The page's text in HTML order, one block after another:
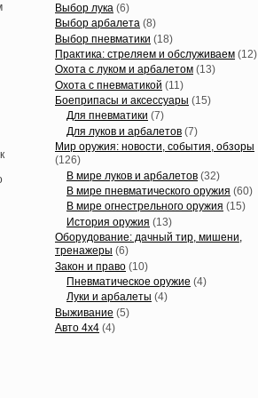
Выбор лука (6)
Выбор арбалета (8)
Выбор пневматики (18)
Практика: стреляем и обслуживаем (12)
Охота с луком и арбалетом (13)
Охота с пневматикой (11)
Боеприпасы и аксессуары (15)
Для пневматики (7)
Для луков и арбалетов (7)
Мир оружия: новости, события, обзоры
(126)
В мире луков и арбалетов (32)
В мире пневматического оружия (60)
В мире огнестрельного оружия (15)
История оружия (13)
Оборудование: дачный тир, мишени,
тренажеры (6)
Закон и право (10)
Пневматическое оружие (4)
Луки и арбалеты (4)
Выживание (5)
Авто 4х4 (4)